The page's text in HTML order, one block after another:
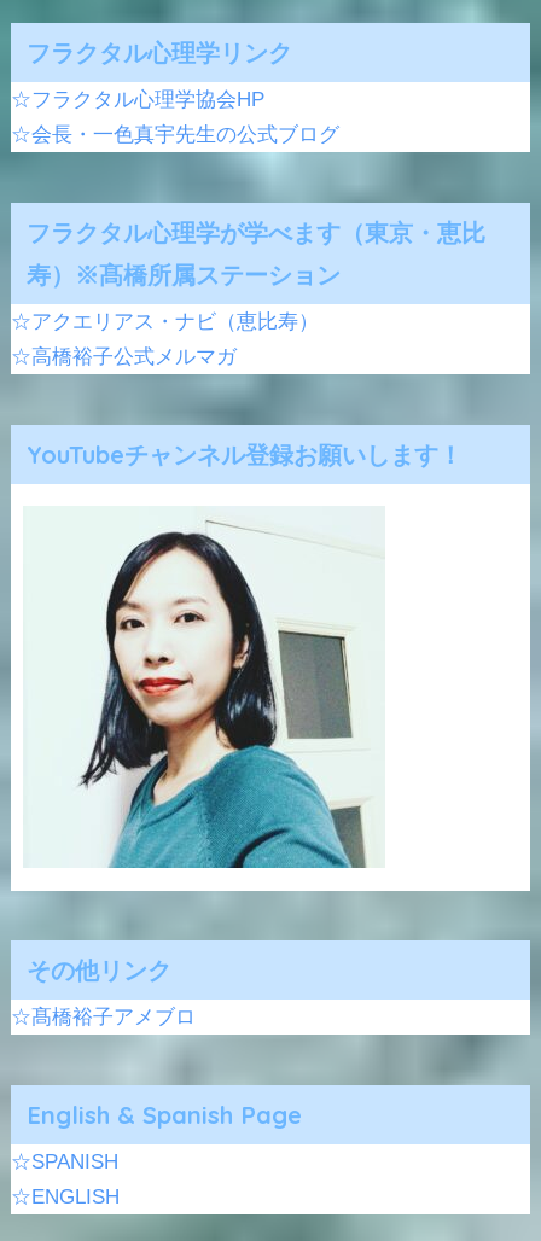
フラクタル心理学リンク
☆フラクタル心理学協会HP
☆会長・一色真宇先生の公式ブログ
フラクタル心理学が学べます（東京・恵比
寿）※髙橋所属ステーション
☆アクエリアス・ナビ（恵比寿）
☆高橋裕子公式メルマガ
YouTubeチャンネル登録お願いします！
その他リンク
☆髙橋裕子アメブロ
English & Spanish Page
☆SPANISH
☆ENGLISH